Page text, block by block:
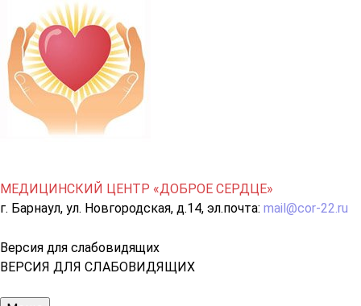
МЕДИЦИНСКИЙ ЦЕНТР «ДОБРОЕ СЕРДЦЕ»
г. Барнаул, ул. Новгородская, д.14, эл.почта: mail@cor-22.ru
Версия для слабовидящих
ВЕРСИЯ ДЛЯ СЛАБОВИДЯЩИХ